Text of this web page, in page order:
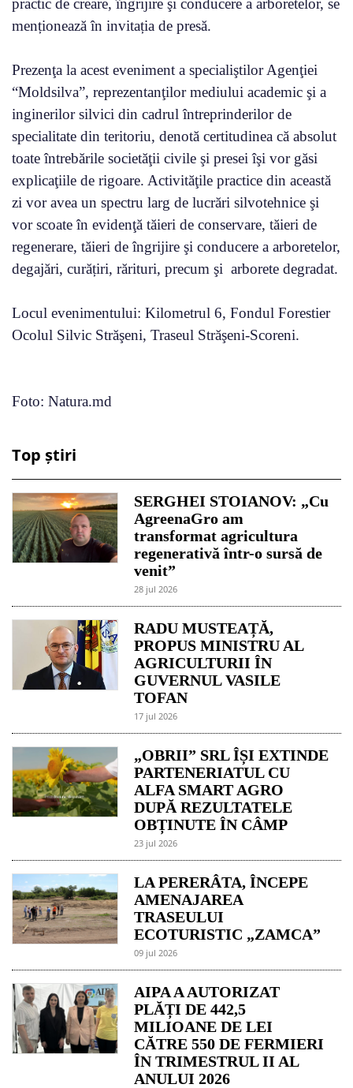
menționează în invitația de presă.
Prezenţa la acest eveniment a specialiştilor Agenţiei
“Moldsilva”, reprezentanţilor mediului academic şi a
inginerilor silvici din cadrul întreprinderilor de
specialitate din teritoriu, denotă certitudinea că absolut
toate întrebările societăţii civile şi presei îşi vor găsi
explicaţiile de rigoare. Activităţile practice din această
zi vor avea un spectru larg de lucrări silvotehnice şi
vor scoate în evidenţă tăieri de conservare, tăieri de
regenerare, tăieri de îngrijire şi conducere a arboretelor,
degajări, curățiri, rărituri, precum şi arborete degradat.
Locul evenimentului: Kilometrul 6, Fondul Forestier
Ocolul Silvic Străşeni, Traseul Străşeni-Scoreni.
Foto: Natura.md
Top știri
SERGHEI STOIANOV: „Cu
AgreenaGro am
transformat agricultura
regenerativă într-o sursă de
venit”
28 jul 2026
RADU MUSTEAȚĂ,
PROPUS MINISTRU AL
AGRICULTURII ÎN
GUVERNUL VASILE
TOFAN
17 jul 2026
„OBRII” SRL ÎȘI EXTINDE
PARTENERIATUL CU
ALFA SMART AGRO
DUPĂ REZULTATELE
OBȚINUTE ÎN CÂMP
23 jul 2026
LA PERERÂTA, ÎNCEPE
AMENAJAREA
TRASEULUI
ECOTURISTIC „ZAMCA”
09 jul 2026
AIPA A AUTORIZAT
PLĂȚI DE 442,5
MILIOANE DE LEI
CĂTRE 550 DE FERMIERI
ÎN TRIMESTRUL II AL
ANULUI 2026